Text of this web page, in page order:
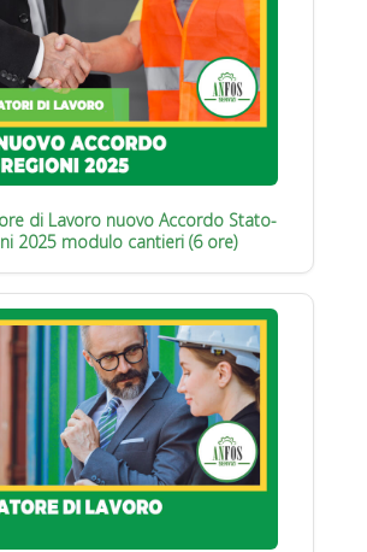
di Lavoro nuovo Accordo Stato-
2025 modulo cantieri (6 ore)